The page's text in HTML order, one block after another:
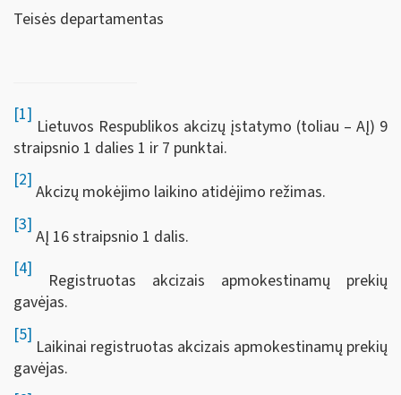
Teisės departamentas
[1]
Lietuvos Respublikos akcizų įstatymo (toliau – AĮ) 9
straipsnio 1 dalies 1 ir 7 punktai.
[2]
Akcizų mokėjimo laikino atidėjimo režimas.
[3]
AĮ 16 straipsnio 1 dalis.
[4]
Registruotas akcizais apmokestinamų prekių
gavėjas.
[5]
Laikinai registruotas akcizais apmokestinamų prekių
gavėjas.